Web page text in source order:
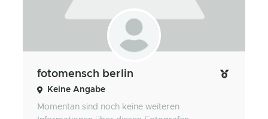
fotomensch berlin
Keine Angabe
Momentan sind noch keine weiteren